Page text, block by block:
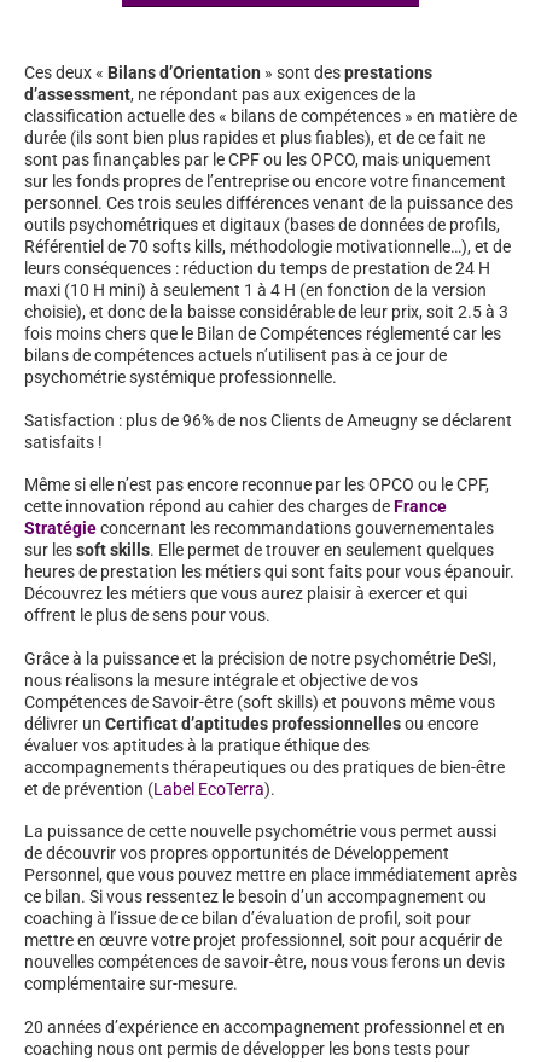
Ces deux « Bilans d’Orientation » sont desprestations
d’assessment, ne répondant pas aux exigences de la
classification actuelle des « bilans de compétences » en matière de
durée (ils sont bien plus rapides et plus fiables), et de ce fait ne
sont pas finançables par le CPF ou les OPCO, mais uniquement
sur les fonds propres de l’entreprise ou encore votre financement
personnel. Ces trois seules différences venant de la puissance des
outils psychométriques et digitaux (bases de données de profils,
Référentiel de 70 softs kills, méthodologie motivationnelle…), et de
leurs conséquences : réduction du temps de prestation de 24 H
maxi (10 H mini) à seulement 1 à 4 H (en fonction de la version
choisie), et donc de la baisse considérable de leur prix, soit 2.5 à 3
fois moins chers que le Bilan de Compétences réglementé car les
bilans de compétences actuels n’utilisent pas à ce jour de
psychométrie systémique professionnelle.
Satisfaction : plus de 96% de nos Clients de Ameugny se déclarent
satisfaits !
Même si elle n’est pas encore reconnue par les OPCO ou le CPF,
cette innovation répond au cahier des charges deFrance
Stratégieconcernant les recommandations gouvernementales
sur lessoft skills. Elle permet de trouver en seulement quelques
heures de prestation les métiers qui sont faits pour vous épanouir.
Découvrez les métiers que vous aurez plaisir à exercer et qui
offrent le plus de sens pour vous.
Grâce à la puissance et la précision de notre psychométrie DeSI,
nous réalisons la mesure intégrale et objective de vos
Compétences de Savoir-être (soft skills) et pouvons même vous
délivrer un Certificat d’aptitudes professionnellesou encore
évaluer vos aptitudes à la pratique éthique des
accompagnements thérapeutiques ou des pratiques de bien-être
et de prévention (Label EcoTerra).
La puissance de cette nouvelle psychométrie vous permet aussi
de découvrir vos propres opportunités de Développement
Personnel, que vous pouvez mettre en place immédiatement après
ce bilan. Si vous ressentez le besoin d’un accompagnement ou
coaching à l’issue de ce bilan d’évaluation de profil, soit pour
mettre en œuvre votre projet professionnel, soit pour acquérir de
nouvelles compétences de savoir-être, nous vous ferons un devis
complémentaire sur-mesure.
20 années d’expérience en accompagnement professionnel et en
coaching nous ont permis de développer les bons tests pour